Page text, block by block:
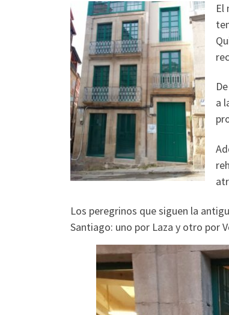
El
a
Los peregrinos que siguen la
Santiago: uno por Laza y otro por